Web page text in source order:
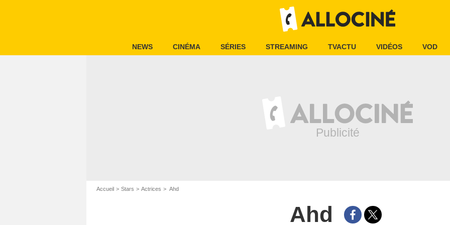
NEWS CINÉMA SÉRIES STREAMING TVACTU VIDÉOS VOD
Accueil Stars Actrices Ahd
Ahd